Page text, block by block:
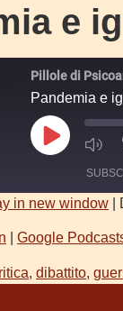
e
Pillole di
Pandemia e
in new window
Google
, dibattito,